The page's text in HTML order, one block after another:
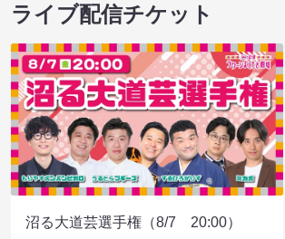
ライブ配信チケット
沼る大道芸選手権（8/7 20:00）